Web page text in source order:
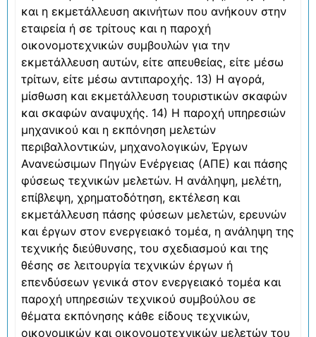
και η εκμετάλλευση ακινήτων που ανήκουν στην
εταιρεία ή σε τρίτους και η παροχή
οικονομοτεχνικών συμβουλών για την
εκμετάλλευση αυτών, είτε απευθείας, είτε μέσω
τρίτων, είτε μέσω αντιπαροχής. 13) Η αγορά,
μίσθωση και εκμετάλλευση τουριστικών σκαφών
και σκαφών αναψυχής. 14) Η παροχή υπηρεσιών
μηχανικού και η εκπόνηση μελετών
περιβαλλοντικών, μηχανολογικών, Έργων
Ανανεώσιμων Πηγών Ενέργειας (ΑΠΕ) και πάσης
φύσεως τεχνικών μελετών. Η ανάληψη, μελέτη,
επίβλεψη, χρηματοδότηση, εκτέλεση και
εκμετάλλευση πάσης φύσεων μελετών, ερευνών
και έργων στον ενεργειακό τομέα, η ανάληψη της
τεχνικής διεύθυνσης, του σχεδιασμού και της
θέσης σε λειτουργία τεχνικών έργων ή
επενδύσεων γενικά στον ενεργειακό τομέα και
παροχή υπηρεσιών τεχνικού συμβούλου σε
θέματα εκπόνησης κάθε είδους τεχνικών,
οικονομικών και οικονομοτεχνικών μελετών του